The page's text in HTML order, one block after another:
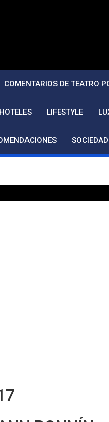
COMENTARIOS DE TEATRO
HOTELES LIFESTYLE
SOCIEDAD